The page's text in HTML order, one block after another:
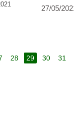
27/05/
28 29 30 31